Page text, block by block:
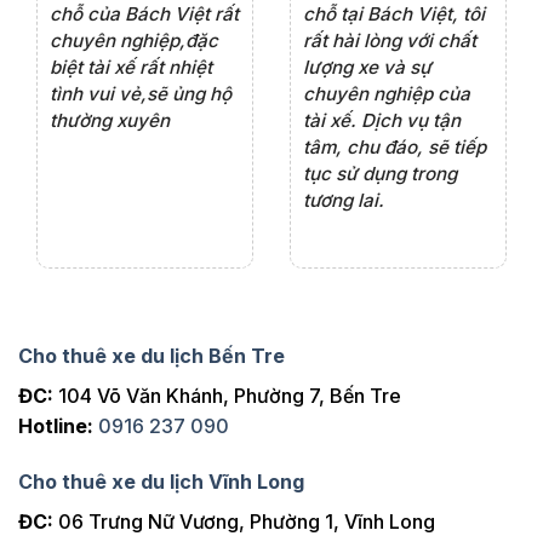
chỗ của Bách Việt rất
chuyên nghiệp,đặc
biệt tài xế rất nhiệt
tình vui vẻ,sẽ ủng hộ
thường xuyên
chỗ tại Bách Việt, tôi
rất hài lòng với chất
lượng xe và sự
chuyên nghiệp của
tài xế. Dịch vụ tận
tâm, chu đáo, sẽ tiếp
tục sử dụng trong
tương lai.
Cho thuê xe du lịch Bến Tre
ĐC: 104 Võ Văn Khánh, Phường 7, Bến Tre
Hotline: 0916 237 090
Cho thuê xe du lịch Vĩnh Long
ĐC: 06 Trưng Nữ Vương, Phường 1, Vĩnh Long